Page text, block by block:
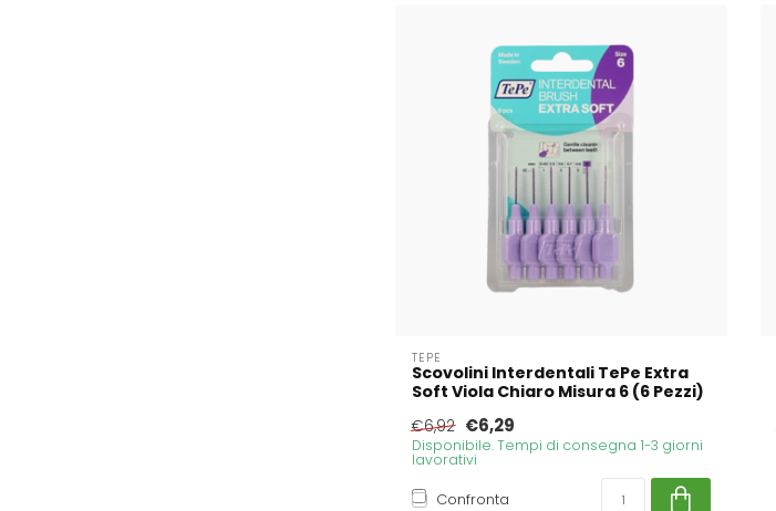
TEPE
Scovolini Interdentali TePe Extra
Soft Viola Chiaro Misura 6 (6 Pezzi)
€6,92 €6,29
Disponibile. Tempi di consegna 1-3 giorni
lavorativi
Confronta